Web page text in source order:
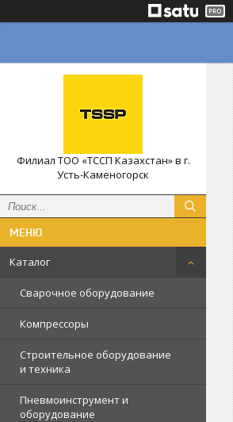
Филиал ТОО «ТССП Казахстан» в г.
Усть-Каменогорск
Каталог
Сварочное оборудование
Компрессоры
Строительное оборудование
и техника
Пневмоинструмент и
оборудование